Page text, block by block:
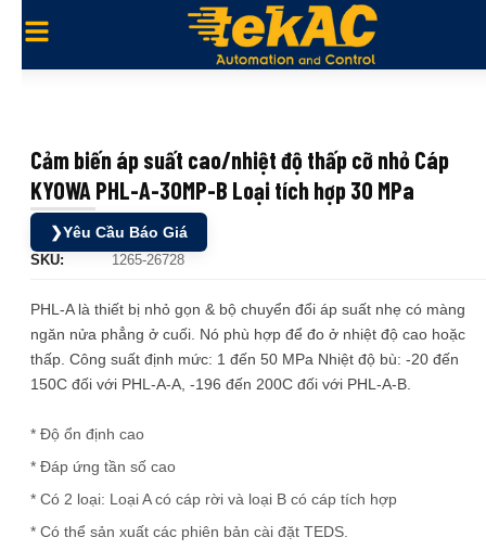
Cảm biến áp suất cao/nhiệt độ thấp cỡ nhỏ Cáp
KYOWA PHL-A-30MP-B Loại tích hợp 30 MPa
❯Yêu Cầu Báo Giá
SKU: 1265-26728
PHL-A là thiết bị nhỏ gọn & bộ chuyển đổi áp suất nhẹ có màng
ngăn nửa phẳng ở cuối. Nó phù hợp để đo ở nhiệt độ cao hoặc
thấp. Công suất định mức: 1 đến 50 MPa Nhiệt độ bù: -20 đến
150C đối với PHL-A-A, -196 đến 200C đối với PHL-A-B.
* Độ ổn định cao
* Đáp ứng tần số cao
* Có 2 loại: Loại A có cáp rời và loại B có cáp tích hợp
* Có thể sản xuất các phiên bản cài đặt TEDS.